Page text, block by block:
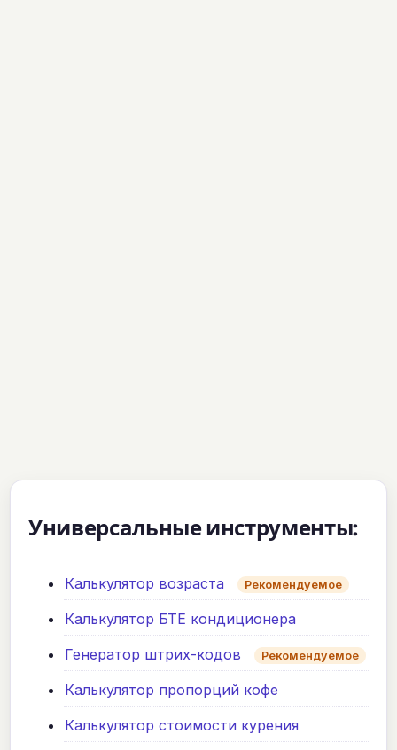
Универсальные инструменты:
Калькулятор возраста Рекомендуемое
Калькулятор БТЕ кондиционера
Генератор штрих-кодов
Рекомендуемое
Калькулятор пропорций кофе
Калькулятор стоимости курения